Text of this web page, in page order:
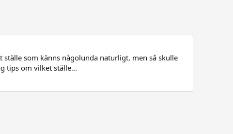
ställe som känns någolunda naturligt, men så skulle
tips om vilket ställe...